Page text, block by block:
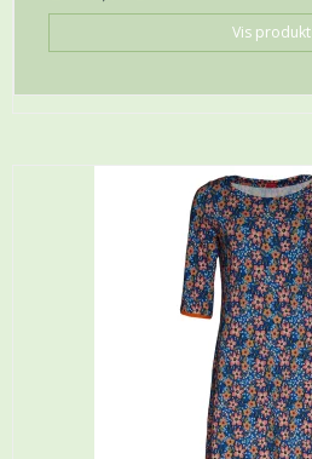
Vis produkt